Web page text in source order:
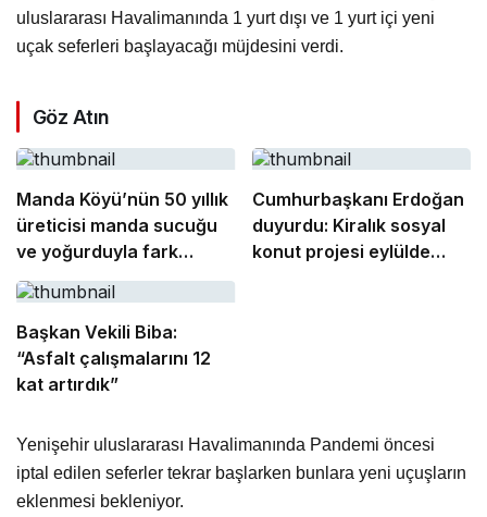
uluslararası Havalimanında 1 yurt dışı ve 1 yurt içi yeni
uçak seferleri başlayacağı müjdesini verdi.
Göz Atın
Manda Köyü’nün 50 yıllık
üreticisi manda sucuğu
ve yoğurduyla fark
oluşturdu
Cumhurbaşkanı Erdoğan
duyurdu: Kiralık sosyal
konut projesi eylülde
Başkan Vekili Biba:
“Asfalt çalışmalarını 12
kat artırdık”
Yenişehir uluslararası Havalimanında Pandemi öncesi
iptal edilen seferler tekrar başlarken bunlara yeni uçuşların
eklenmesi bekleniyor.